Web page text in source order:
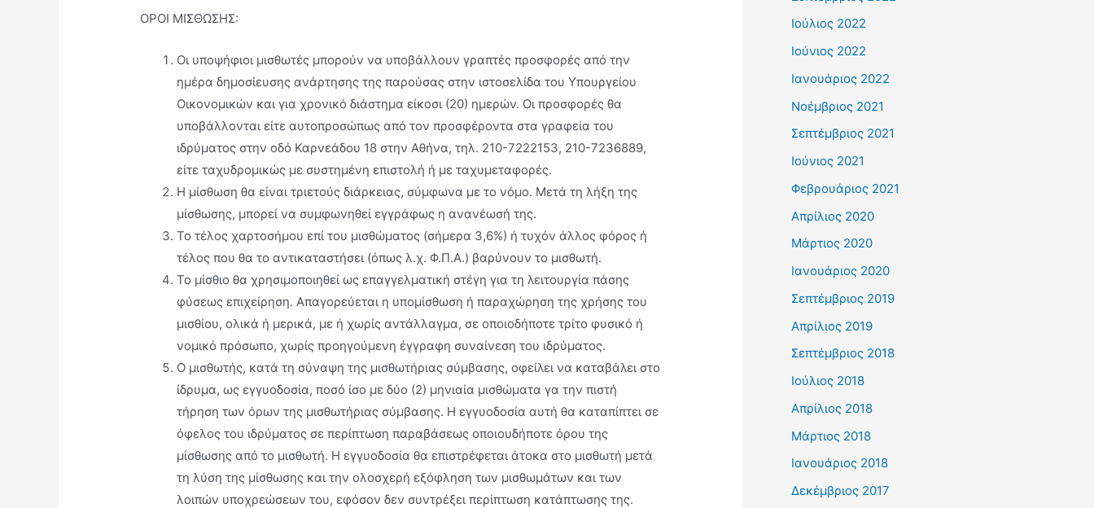
ΟΡΟΙ ΜΙΣΘΩΣΗΣ:
Οι υποψήφιοι μισθωτές μπορούν να υποβάλλουν γραπτές προσφορές από την
ηµέρα δηµοσίευσης ανάρτησης της παρούσας στην ιστοσελίδα του Υπουργείου
Οικονοµικών και για χρονικό διάστηµα είκοσι (20) ηµερών. Οι προσφορές θα
υποβάλλονται είτε αυτοπροσώπως από τον προσφέροντα στα γραφεία του
ιδρύματος στην οδό Καρνεάδου 18 στην Αθήνα, τηλ. 210-7222153, 210-7236889,
είτε ταχυδροµικώς µε συστηµένη επιστολή ή µε ταχυµεταφορές.
Η µίσθωση θα είναι τριετούς διάρκειας, σύμφωνα με το νόμο. Μετά τη λήξη της
µίσθωσης, µπορεί να συµφωνηθεί εγγράφως η ανανέωσή της.
Το τέλος χαρτοσήμου επί του μισθώματος (σήμερα 3,6%) ή τυχόν άλλος φόρος ή
τέλος που θα το αντικαταστήσει (όπως λ.χ. Φ.Π.Α.) βαρύνουν το μισθωτή.
Το µίσθιο θα χρησιµοποιηθεί ως επαγγελµατική στέγη για τη λειτουργία πάσης
φύσεως επιχείρηση. Απαγορεύεται η υπομίσθωση ή παραχώρηση της χρήσης του
μισθίου, ολικά ή μερικά, με ή χωρίς αντάλλαγμα, σε οποιοδήποτε τρίτο φυσικό ή
νομικό πρόσωπο, χωρίς προηγούμενη έγγραφη συναίνεση του ιδρύματος.
Ο μισθωτής, κατά τη σύναψη της μισθωτήριας σύμβασης, οφείλει να καταβάλει στο
ίδρυμα, ως εγγυοδοσία, ποσό ίσο με δύο (2) μηνιαία μισθώματα γα την πιστή
τήρηση των όρων της μισθωτήριας σύμβασης. Η εγγυοδοσία αυτή θα καταπίπτει σε
όφελος του ιδρύματος σε περίπτωση παραβάσεως οποιουδήποτε όρου της
μίσθωσης από το μισθωτή. Η εγγυοδοσία θα επιστρέφεται άτοκα στο μισθωτή μετά
τη λύση της μίσθωσης και την ολοσχερή εξόφληση των μισθωμάτων και των
λοιπών υποχρεώσεων του, εφόσον δεν συντρέξει περίπτωση κατάπτωσης της.
Ιούλιος 2022
Ιούνιος 2022
Ιανουάριος 2022
Νοέμβριος 2021
Σεπτέμβριος 2021
Ιούνιος 2021
Φεβρουάριος 2021
Απρίλιος 2020
Μάρτιος 2020
Ιανουάριος 2020
Σεπτέμβριος 2019
Απρίλιος 2019
Σεπτέμβριος 2018
Ιούλιος 2018
Απρίλιος 2018
Μάρτιος 2018
Ιανουάριος 2018
Δεκέμβριος 2017